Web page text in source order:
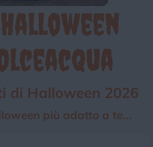
e Cookie Login
di Halloween 2026
più adatto a te...